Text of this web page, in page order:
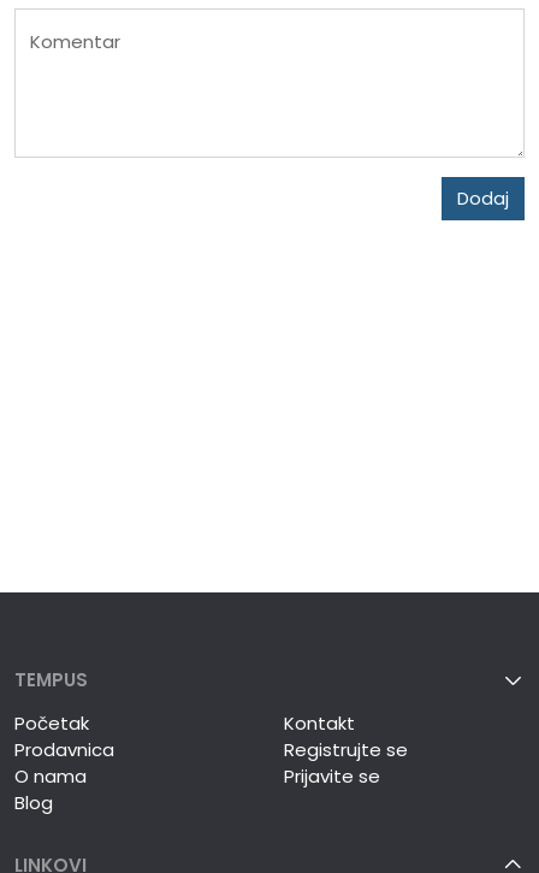
Komentar
Dodaj
TEMPUS
Početak
Prodavnica
O nama
Blog
Kontakt
Registrujte se
Prijavite se
LINKOVI